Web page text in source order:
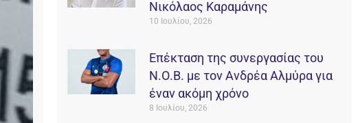
Νικόλαος Καραμάνης
10 Ιουλίου, 2026
Επέκταση της συνεργασίας του
Ν.Ο.Β. με τον Ανδρέα Αλμύρα για
έναν ακόμη χρόνο
8 Ιουλίου, 2026